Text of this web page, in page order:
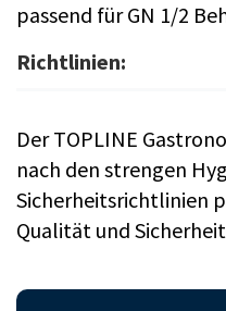
passend für GN 1/2
Richtlinien:
Der TOPLINE
nach den strengen
Sicherheitsrichtlinien
Qualität und